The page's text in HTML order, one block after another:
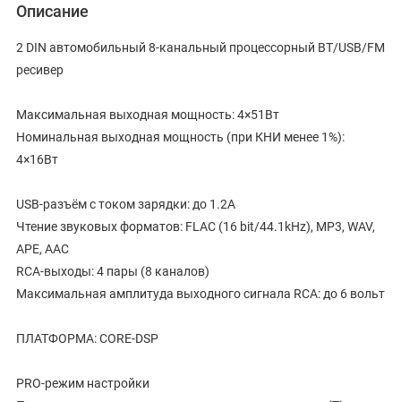
Описание
2 DIN автомобильный 8-канальный процессорный BT/USB/FM
ресивер
Максимальная выходная мощность: 4×51Вт
Номинальная выходная мощность (при КНИ менее 1%):
4×16Вт
USB-разъём с током зарядки: до 1.2А
Чтение звуковых форматов: FLAC (16 bit/44.1kHz), MP3, WAV,
APE, AAC
RCA-выходы: 4 пары (8 каналов)
Максимальная амплитуда выходного сигнала RCA: до 6 вольт
ПЛАТФОРМА: CORE-DSP
PRO-режим настройки